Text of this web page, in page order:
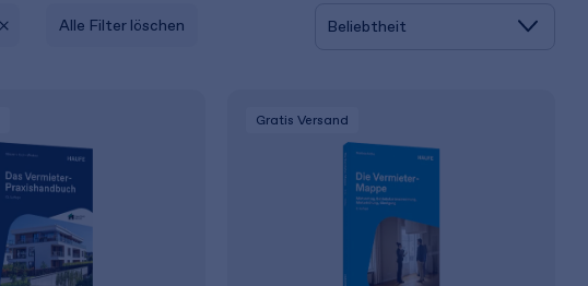
Alle Filter löschen
Gratis Versand